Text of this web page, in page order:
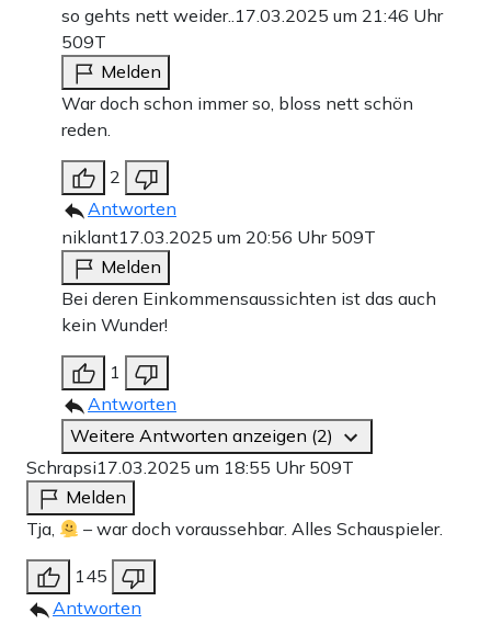
so gehts nett weider..17.03.2025 um 21:46 Uhr
509T
Melden
War doch schon immer so, bloss nett schön
reden.
2
Antworten
niklant17.03.2025 um 20:56 Uhr 509T
Melden
Bei deren Einkommensaussichten ist das auch
kein Wunder!
1
Antworten
Weitere Antworten anzeigen (2)
Schrapsi17.03.2025 um 18:55 Uhr 509T
Melden
Tja,
– war doch voraussehbar. Alles Schauspieler.
145
Antworten